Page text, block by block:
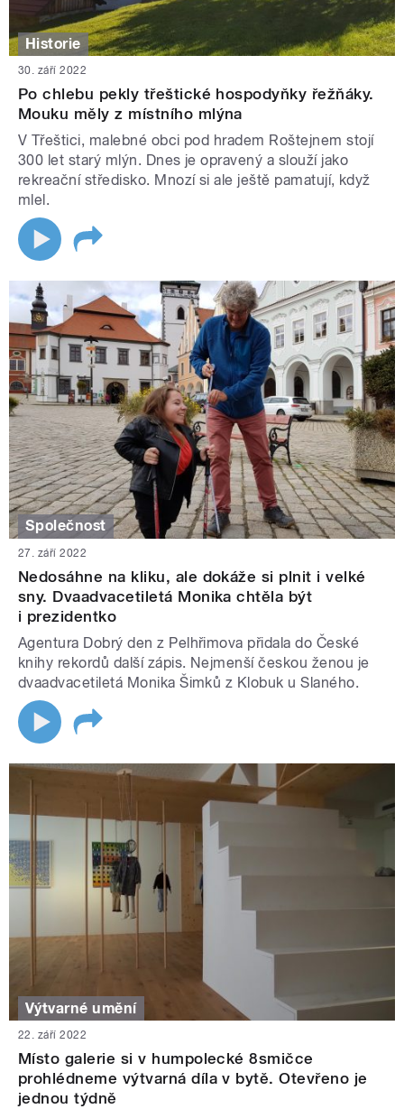
Historie
30. září 2022
Po chlebu pekly třeštické hospodyňky řežňáky.
Mouku měly z místního mlýna
V Třeštici, malebné obci pod hradem Roštejnem stojí
300 let starý mlýn. Dnes je opravený a slouží jako
rekreační středisko. Mnozí si ale ještě pamatují, když
mlel.
Společnost
27. září 2022
Nedosáhne na kliku, ale dokáže si plnit i velké
sny. Dvaadvacetiletá Monika chtěla být
i prezidentko
Agentura Dobrý den z Pelhřimova přidala do České
knihy rekordů další zápis. Nejmenší českou ženou je
dvaadvacetiletá Monika Šimků z Klobuk u Slaného.
Výtvarné umění
22. září 2022
Místo galerie si v humpolecké 8smičce
prohlédneme výtvarná díla v bytě. Otevřeno je
jednou týdně